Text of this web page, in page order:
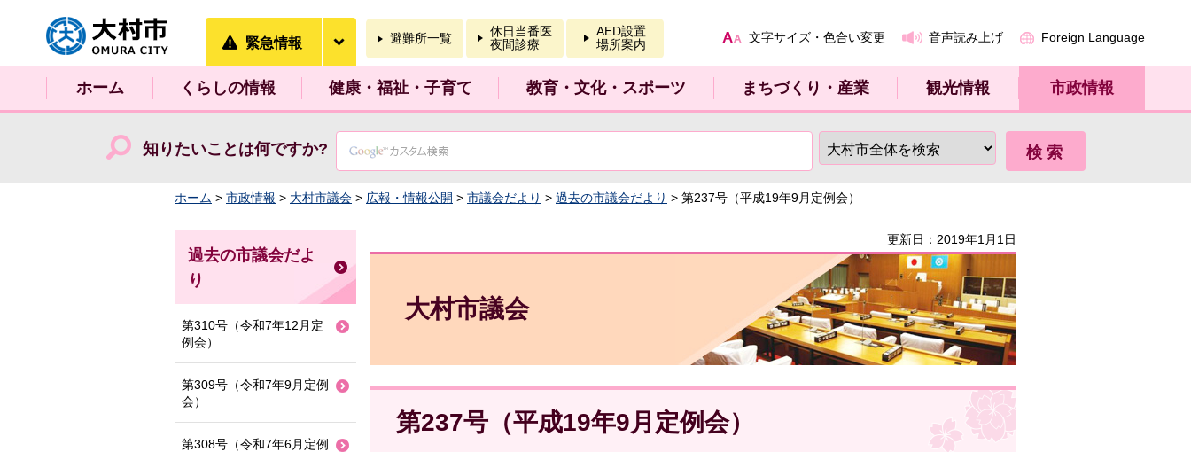
大村市
緊急情報 避難所一覧
休日当番医
夜間診療
AED設置
場所案内
文字サイズ・色合い変更 音声読み上げ Foreign Language
ホーム くらしの情報 健康・福祉・子育て 教育・文化・スポーツ まちづくり・産業 観光情報 市政情報
知りたいことは何ですか?
ホーム > 市政情報 > 大村市議会 > 広報・情報公開 > 市議会だより > 過去の市議会だより > 第237号（平成19年9月定例会）
更新日：2019年1月1日
大村市議会
第237号（平成19年9月定例会）
過去の市議会だよ
り
第310号（令和7年12月定
例会）
第309号（令和7年9月定例
会）
第308号（令和7年6月定例